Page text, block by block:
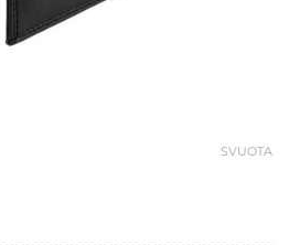
SVUOTA